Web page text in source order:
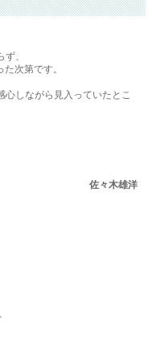
、
次第です。
しながら見入っていたとこ
佐々木雄洋